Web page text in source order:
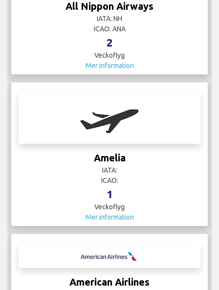
All Nippon Airways
IATA: NH
ICAO: ANA
2
Veckoflyg
Mer information
Amelia
IATA:
ICAO:
1
Veckoflyg
Mer information
American Airlines